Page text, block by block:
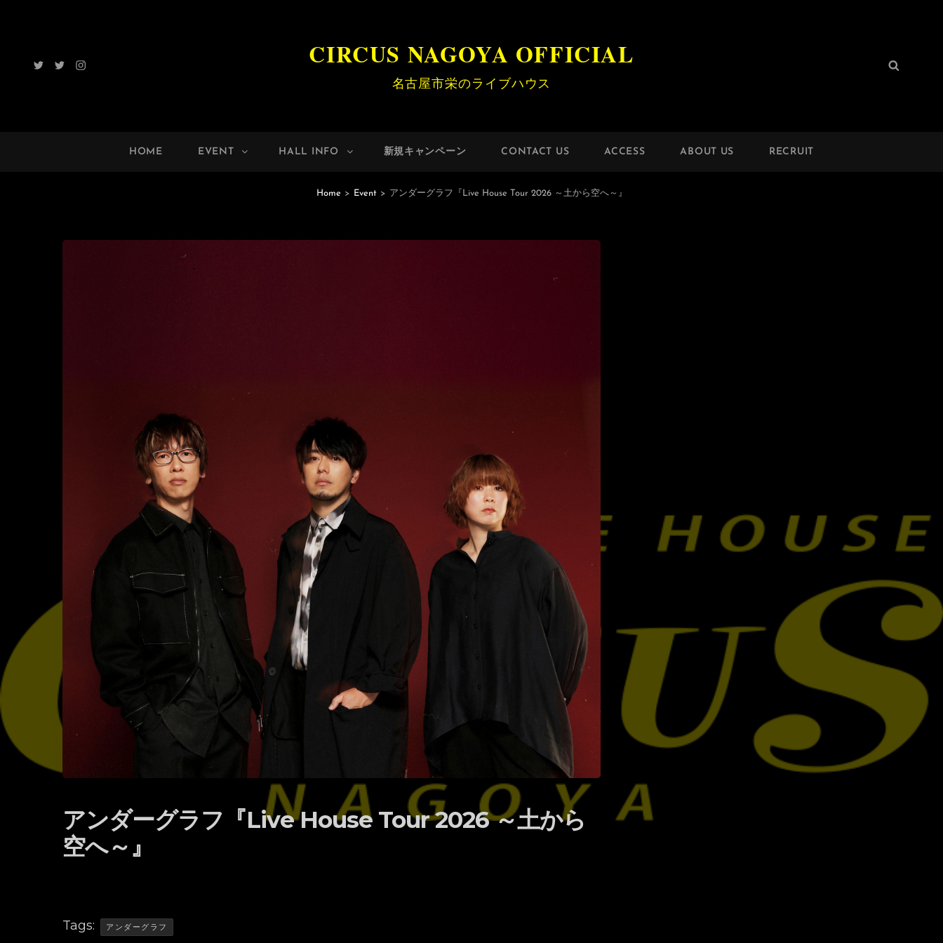
TwitterRadioInstagram CIRCUS NAGOYA OFFICIAL
名古屋市栄のライブハウス
検
HOME EVENT HALL INFO 新規キャンペーン CONTACT US ACCESS ABOUT US RECRUIT
Home > Event > アンダーグラフ『Live House Tour 2026 ～土から空へ～』
アンダーグラフ『Live House Tour 2026 ～土から
空へ～』
Tags: アンダーグラフ